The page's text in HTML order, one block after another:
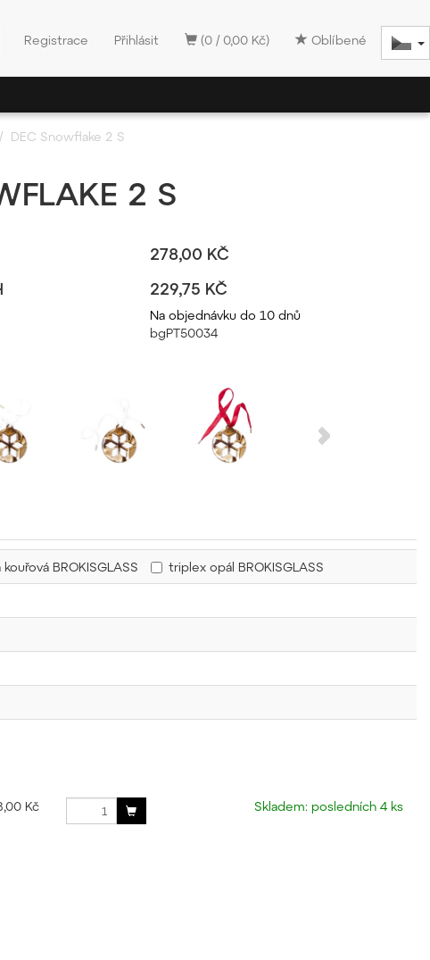
(0 / 0,00 Kč) Oblíbené
Registrace Přihlásit
DEC Snowflake 2 S
2 S
278,00 KČ
229,75 KČ
Na objednávku do 10 dnů
bgPT50034
kouřová BROKISGLASS triplex opál BROKISGLASS
Kč
Skladem: posledních 4 ks